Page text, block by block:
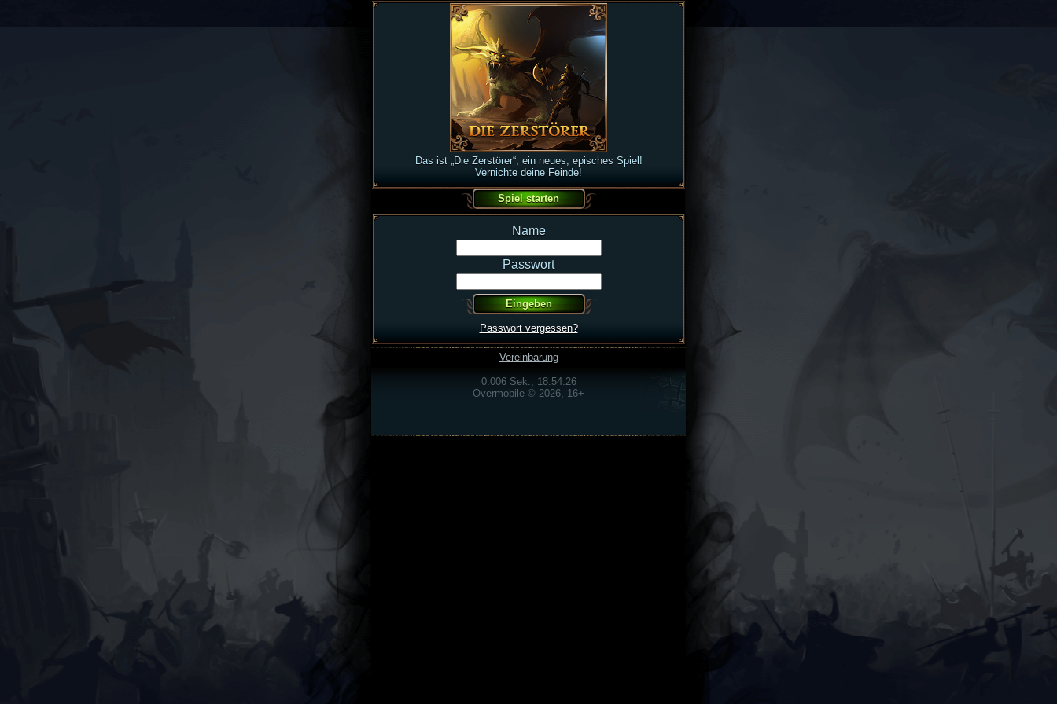
Das ist „Die Zerstörer“, ein neues, episches Spiel!
Vernichte deine Feinde!
Name
Passwort
Passwort vergessen?
Vereinbarung
0.006 Sek., 18:54:26
Overmobile © 2026, 16+